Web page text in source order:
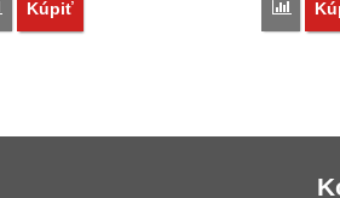
Porovnať
Kúpiť